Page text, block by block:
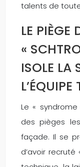
talents de
LE PIÈGE
«
ISOLE LA
Le «
des pièges
façade. Il se
d’avoir